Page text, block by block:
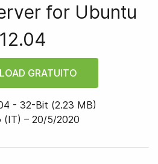
for Ubuntu
12.04
GRATUITO
- 32-bit (2.23 MB)
(IT) – 20/5/2020